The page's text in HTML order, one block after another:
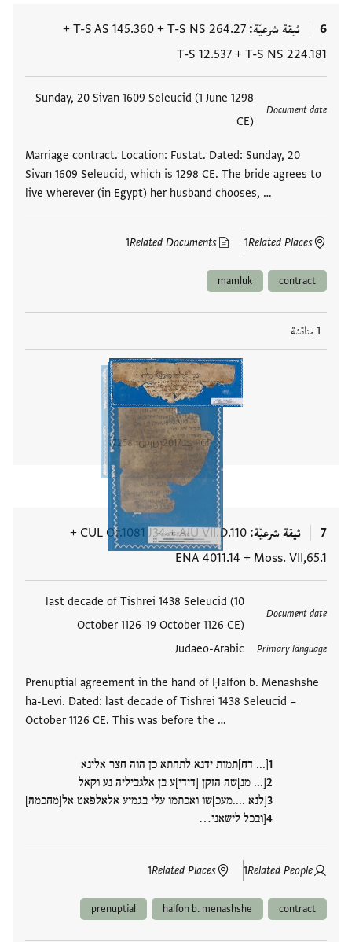
6 ثيقة شرعيّة T-S NS 264.27
+
T-S AS 145.360
+
T-S NS 224.181
+
T-S 12.537
Document date
Sunday, 20 Sivan 1609 Seleucid (1 June 1298
CE)
Marriage contract. Location: Fustat. Dated: Sunday, 20
Sivan 1609 Seleucid, which is 1298 CE. The bride agrees to
live wherever (in Egypt) her husband chooses, …
Related Places
1
Related Documents
1
contract
mamluk
1 مناقشة
في PGP منذ 2017
PGPID
7258
7 ثيقة شرعيّة AIU VII.D.110
+
CUL Or.1081 J34
+
Moss. VII,65.1
+
ENA 4011.14
Document date
last decade of Tishrei 1438 Seleucid (10
October 1126–19 October 1126 CE)
Primary language
Judaeo-Arabic
Prenuptial agreement in the hand of Ḥalfon b. Menashshe
ha-Levi. Dated: last decade of Tishrei 1438 Seleucid =
October 1126 CE. This was before the …
[... דח]תמות ידנא לתחתא כן הוה חצר אלינא
[... מנ]שה הזקן [דידי]ע בן אלגביליה נע וקאל
[לנא ....מעכ]שו ואכתמו עלי בגמיע אלאלפאט אל[מחכמה]
[ובכל לישאני…
Related People
1
Related Places
1
contract
halfon b. menashshe
prenuptial